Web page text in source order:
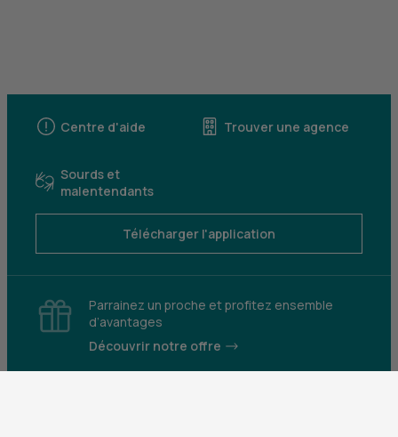
Centre d'aide Trouver une agence
Sourds et
malentendants
Télécharger l'application
Parrainez un proche et profitez ensemble
d’avantages
Découvrir notre offre